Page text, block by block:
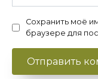
Сохранить моё
браузере для